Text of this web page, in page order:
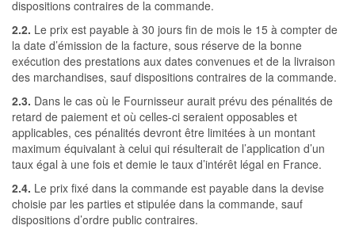
dispositions contraires de la commande.
2.2. Le prix est payable à 30 jours fin de mois le 15 à compter de
la date d’émission de la facture, sous réserve de la bonne
exécution des prestations aux dates convenues et de la livraison
des marchandises, sauf dispositions contraires de la commande.
2.3. Dans le cas où le Fournisseur aurait prévu des pénalités de
retard de paiement et où celles-ci seraient opposables et
applicables, ces pénalités devront être limitées à un montant
maximum équivalant à celui qui résulterait de l’application d’un
taux égal à une fois et demie le taux d’intérêt légal en France.
2.4. Le prix fixé dans la commande est payable dans la devise
choisie par les parties et stipulée dans la commande, sauf
dispositions d’ordre public contraires.